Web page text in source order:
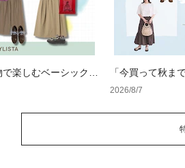
楽しむベーシックコ
「今買って秋ま
版！男女別正解
2026/8/7